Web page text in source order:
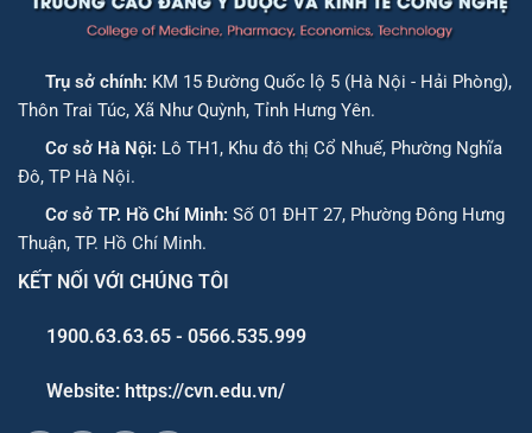
Trụ sở chính: KM 15 Đường Quốc lộ 5 (Hà Nội - Hải Phòng),
Thôn Trai Túc, Xã Như Quỳnh, Tỉnh Hưng Yên.
Cơ sở Hà Nội: Lô TH1, Khu đô thị Cổ Nhuế, Phường Nghĩa
Đô, TP Hà Nội.
Cơ sở TP. Hồ Chí Minh: Số 01 ĐHT 27, Phường Đông Hưng
Thuận, TP. Hồ Chí Minh.
KẾT NỐI VỚI CHÚNG TÔI
1900.63.63.65 - 0566.535.999
Website: https://cvn.edu.vn/